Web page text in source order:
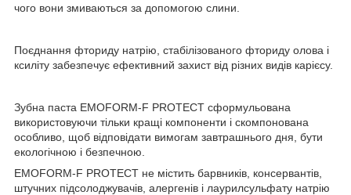
чого вони змиваються за допомогою слини.
Поєднання фториду натрію, стабілізованого фториду олова і
ксиліту забезпечує ефективний захист від різних видів карієсу.
Зубна паста EMOFORM-F PROTECT сформульована
використовуючи тільки кращі компоненти і скомпонована
особливо, щоб відповідати вимогам завтрашнього дня, бути
екологічною і безпечною.
EMOFORM-F PROTECT не містить барвників, консервантів,
штучних підсолоджувачів, алергенів і лаурилсульфату натрію